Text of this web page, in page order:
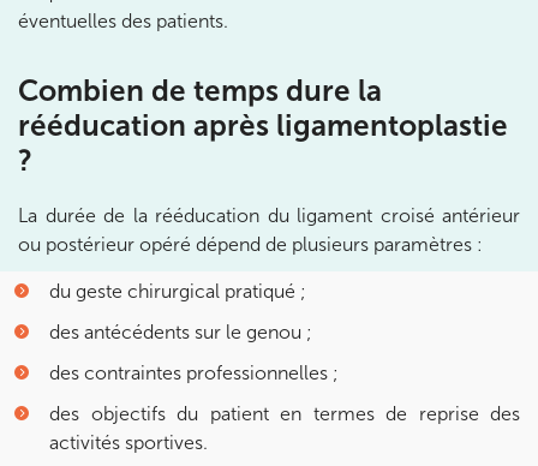
éventuelles des patients.
Combien de temps dure la
rééducation après ligamentoplastie
?
La durée de la rééducation du ligament croisé antérieur
ou postérieur opéré dépend de plusieurs paramètres :
du geste chirurgical pratiqué ;
des antécédents sur le genou ;
des contraintes professionnelles ;
des objectifs du patient en termes de reprise des
activités sportives.
Prenez RDV sur
74 Bd Haussmann 75008 Paris
74 Bd Haussmann 75008 Paris
01 44 71 93 74
Prenez RDV sur
IK MORANGIS